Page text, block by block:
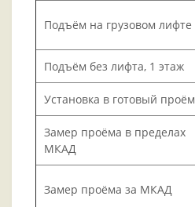
Подъём на грузовом лифте
Подъём без лифта, 1 этаж
Установка в готовый проём
Замер проёма в пределах
МКАД
Замер проёма за МКАД